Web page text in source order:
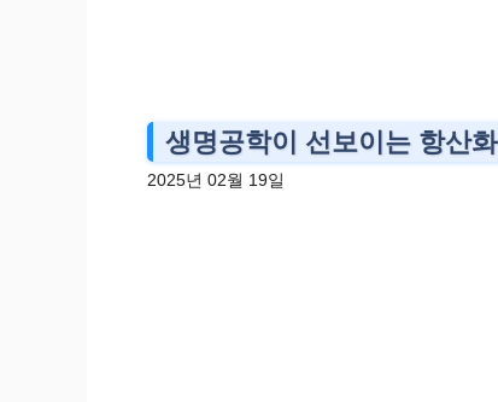
생명공학이 선보이는 항산
2025년 02월 19일